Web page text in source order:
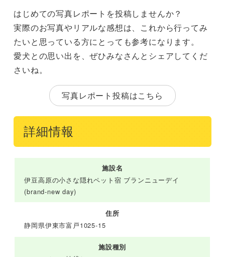
はじめての写真レポートを投稿しませんか？
実際のお写真やリアルな感想は、これから行ってみ
たいと思っている方にとっても参考になります。
愛犬との思い出を、ぜひみなさんとシェアしてくだ
さいね。
写真レポート投稿はこちら
詳細情報
施設名
伊豆高原の小さな隠れペット宿 ブランニューデイ
(brand-new day)
住所
静岡県伊東市富戸1025-15
施設種別